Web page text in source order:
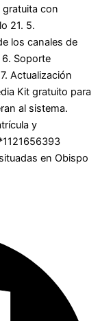
con
21. 5.
los canales de
Soporte
Actualización
Kit gratuito para
al sistema.
y
en Obispo